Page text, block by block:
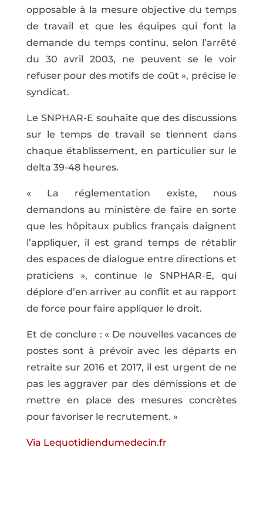
opposable à la mesure objective du temps
de travail et que les équipes qui font la
demande du temps continu, selon l’arrêté
du 30 avril 2003, ne peuvent se le voir
refuser pour des motifs de coût », précise le
syndicat.
Le SNPHAR-E souhaite que des discussions
sur le temps de travail se tiennent dans
chaque établissement, en particulier sur le
delta 39-48 heures.
« La réglementation existe, nous
demandons au ministère de faire en sorte
que les hôpitaux publics français daignent
l’appliquer, il est grand temps de rétablir
des espaces de dialogue entre directions et
praticiens », continue le SNPHAR-E, qui
déplore d’en arriver au conflit et au rapport
de force pour faire appliquer le droit.
Et de conclure : « De nouvelles vacances de
postes sont à prévoir avec les départs en
retraite sur 2016 et 2017, il est urgent de ne
pas les aggraver par des démissions et de
mettre en place des mesures concrètes
pour favoriser le recrutement. »
Via Lequotidiendumedecin.fr